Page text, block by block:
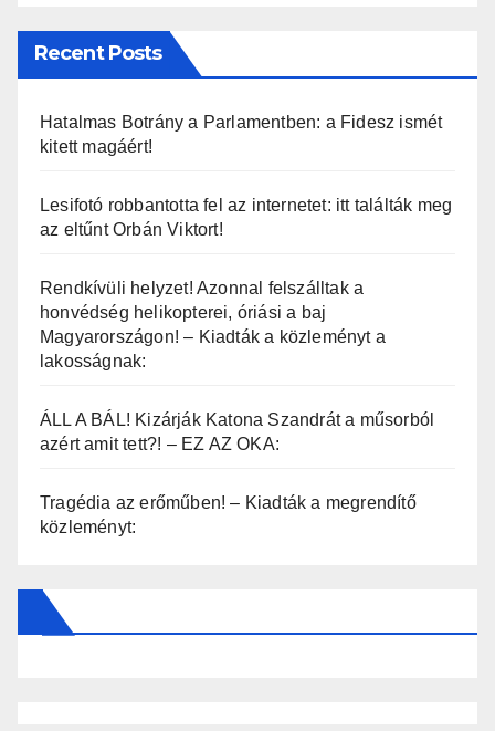
Recent Posts
Hatalmas Botrány a Parlamentben: a Fidesz ismét
kitett magáért!
Lesifotó robbantotta fel az internetet: itt találták meg
az eltűnt Orbán Viktort!
Rendkívüli helyzet! Azonnal felszálltak a
honvédség helikopterei, óriási a baj
Magyarországon! – Kiadták a közleményt a
lakosságnak:
ÁLL A BÁL! Kizárják Katona Szandrát a műsorból
azért amit tett?! – EZ AZ OKA:
Tragédia az erőműben! – Kiadták a megrendítő
közleményt: